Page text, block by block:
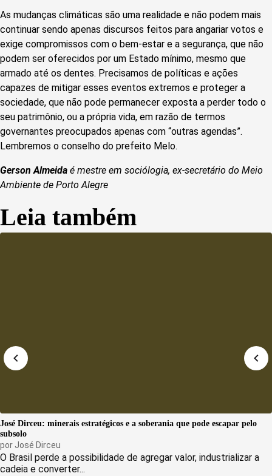
As mudanças climáticas são uma realidade e não podem mais
continuar sendo apenas discursos feitos para angariar votos e
exige compromissos com o bem-estar e a segurança, que não
podem ser oferecidos por um Estado mínimo, mesmo que
armado até os dentes. Precisamos de políticas e ações
capazes de mitigar esses eventos extremos e proteger a
sociedade, que não pode permanecer exposta a perder todo o
seu patrimônio, ou a própria vida, em razão de termos
governantes preocupados apenas com “outras agendas”.
Lembremos o conselho do prefeito Melo.
Gerson Almeida é mestre em sociólogia, ex-secretário do Meio
Ambiente de Porto Alegre
Leia também
José Dirceu: minerais estratégicos e a soberania que pode escapar pelo
subsolo
por José Dirceu
O Brasil perde a possibilidade de agregar valor, industrializar a
cadeia e converter...